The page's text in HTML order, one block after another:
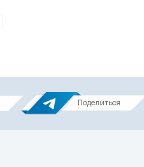
Поделиться